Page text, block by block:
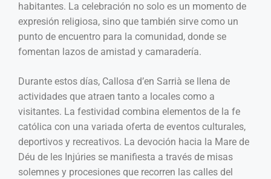
habitantes. La celebración no solo es un momento de
expresión religiosa, sino que también sirve como un
punto de encuentro para la comunidad, donde se
fomentan lazos de amistad y camaradería.
Durante estos días, Callosa d’en Sarrià se llena de
actividades que atraen tanto a locales como a
visitantes. La festividad combina elementos de la fe
católica con una variada oferta de eventos culturales,
deportivos y recreativos. La devoción hacia la Mare de
Déu de les Injúries se manifiesta a través de misas
solemnes y procesiones que recorren las calles del